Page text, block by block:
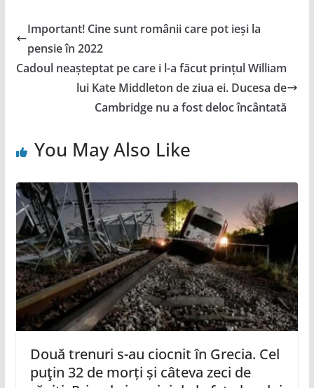
Important! Cine sunt românii care pot ieși la
pensie în 2022
Cadoul neașteptat pe care i l-a făcut prințul William
lui Kate Middleton de ziua ei. Ducesa de
Cambridge nu a fost deloc încântată
You May Also Like
Două trenuri s-au ciocnit în Grecia. Cel
puţin 32 de morți și câteva zeci de